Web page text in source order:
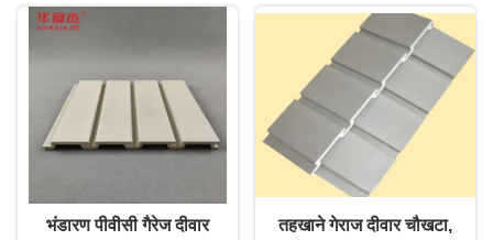
भंडारण पीवीसी गैरेज दीवार
तहखाने गेराज दीवार चौखटा,